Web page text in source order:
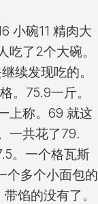
小碗11 精肉大
了2个大碗。
续发现吃的。
。75.9一斤。
上称。69 就这
一共花了79.
。一个格瓦斯
个多个小面包的
馅的没有了。